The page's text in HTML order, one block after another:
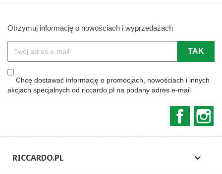
Otrzymuj informację o nowościach i wyprzedażach
Chcę dostawać informację o promocjach, nowościach i innych
akcjach specjalnych od riccardo.pl na podany adres e-mail
RICCARDO.PL 